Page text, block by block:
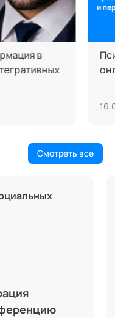
в
Смотреть все